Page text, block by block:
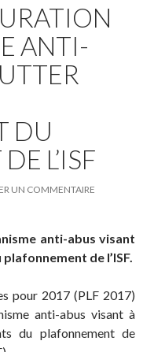
ANTI-
DU
L’ISF
UN COMMENTAIRE
anti-abus visant
de l’ISF.
pour 2017 (PLF 2017)
anti-abus visant à
du plafonnement de